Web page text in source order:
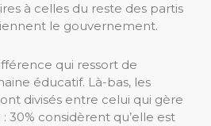
à celles du reste des partis
le gouvernement.
qui ressort de
éducatif. Là-bas, les
divisés entre celui qui gère
30% considèrent qu’elle est